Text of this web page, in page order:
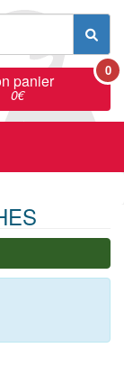
panier
0€
0